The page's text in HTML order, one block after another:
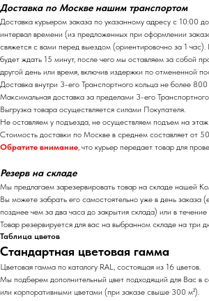
Доставка по Москве нашим транспортом
Доставка курьером заказа по указанному адресу с 10:00
интервал времени (из предложенных при оформлении
свяжется с вами перед выездом (ориентировочно за 1
будет ждать 15 минут, после чего мы оставляем за собой
другой день или время, включив издержки по отмененной
Доставка внутри 3-его Транспортного кольца не более 800
Максимальная доставка за пределами 3-его
Выгрузка товара осуществляется силами Покупателя.
Не оставляем у подъезда, не осуществляем подъем на этаж!
Стоимость доставки по Москве в среднем составляет от
Обратите внимание, что курьер передает товар для
Резерв на складе
Мы предлагаем зарезервировать товар на складе нашей
Вы можете забрать его самостоятельно уже в день заказа
позднее чем за два часа до закрытия склада) или в
Товар резервируется для вас на выбранном складе на три
Таблица цветов
Стандартная цветовая гамма
Цветовая гамма по каталогу RAL, состоящая из 16 цветов.
Мы подберем дополнительный цвет подходящий для Вас в
или корпоративными цветами (при заказе свыше 300 м²).